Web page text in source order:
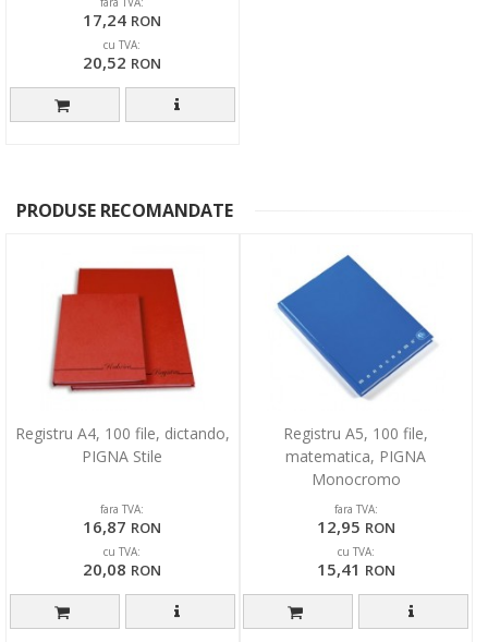
17,24 RON
cu TVA:
20,52 RON
PRODUSE RECOMANDATE
Registru A4, 100 file, dictando,
PIGNA Stile
fara TVA:
16,87 RON
cu TVA:
20,08 RON
Registru A5, 100 file,
matematica, PIGNA
Monocromo
fara TVA:
12,95 RON
cu TVA:
15,41 RON